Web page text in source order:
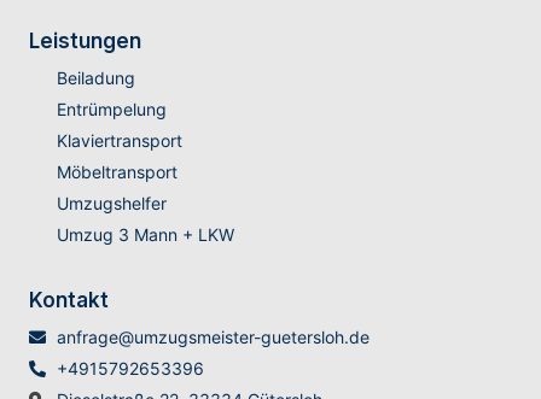
Leistungen
Beiladung
Entrümpelung
Klaviertransport
Möbeltransport
Umzugshelfer
Umzug 3 Mann + LKW
Kontakt
anfrage@umzugsmeister-guetersloh.de
+4915792653396